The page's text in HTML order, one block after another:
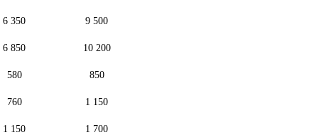
6 350 9 500
6 850 10 200
580 850
760 1 150
1 150 1 700